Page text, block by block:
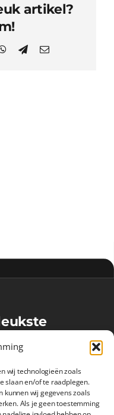
wij technologieën zoals
slaan en/of te raadplegen.
kunnen wij gegevens zoals
Als je geen toestemming
artikel?
WhatsApp
TelegramEmail
in je